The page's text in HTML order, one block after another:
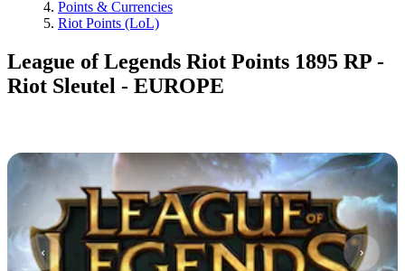
Points & Currencies
Riot Points (LoL)
League of Legends Riot Points 1895 RP -
Riot Sleutel - EUROPE